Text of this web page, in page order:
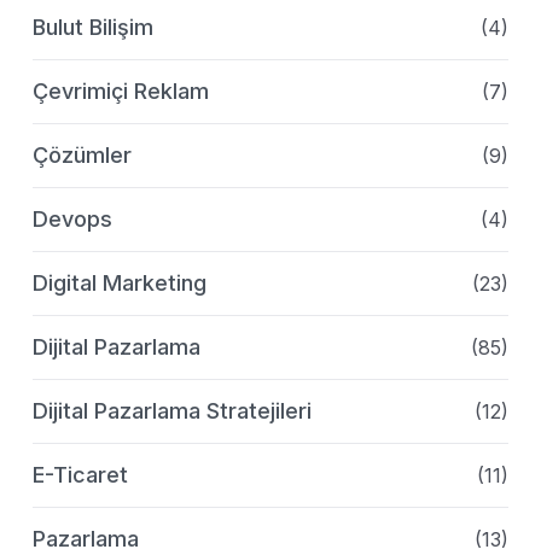
Bulut Bilişim (4)
Çevrimiçi Reklam (7)
Çözümler (9)
Devops (4)
Digital Marketing (23)
Dijital Pazarlama (85)
Dijital Pazarlama Stratejileri (12)
E-Ticaret (11)
Pazarlama (13)